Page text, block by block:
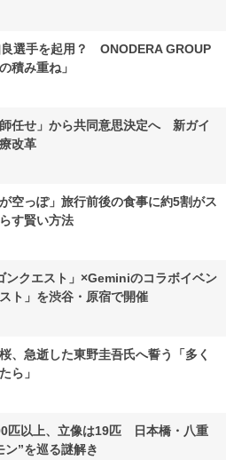
選手を起用？ ONODERA GROUP
積み重ね」
任せ」から共同意思決定へ 新ガイ
改革
空っぽ」旅行前後の食事に約5割がス
す賢い方法
クエスト」×Geminiのコラボイベン
ト」を渋谷・原宿で開催
、急逝した東野圭吾氏へ誓う「多く
ら」
匹以上、立像は19匹 日本橋・八重
ン”を巡る謎解き